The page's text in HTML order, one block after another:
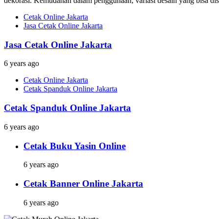
Cetak Online Jakarta
Jasa Cetak Online Jakarta
Jasa Cetak Online Jakarta
6 years ago
Cetak Online Jakarta
Cetak Spanduk Online Jakarta
Cetak Spanduk Online Jakarta
6 years ago
Cetak Buku Yasin Online
6 years ago
Cetak Banner Online Jakarta
6 years ago